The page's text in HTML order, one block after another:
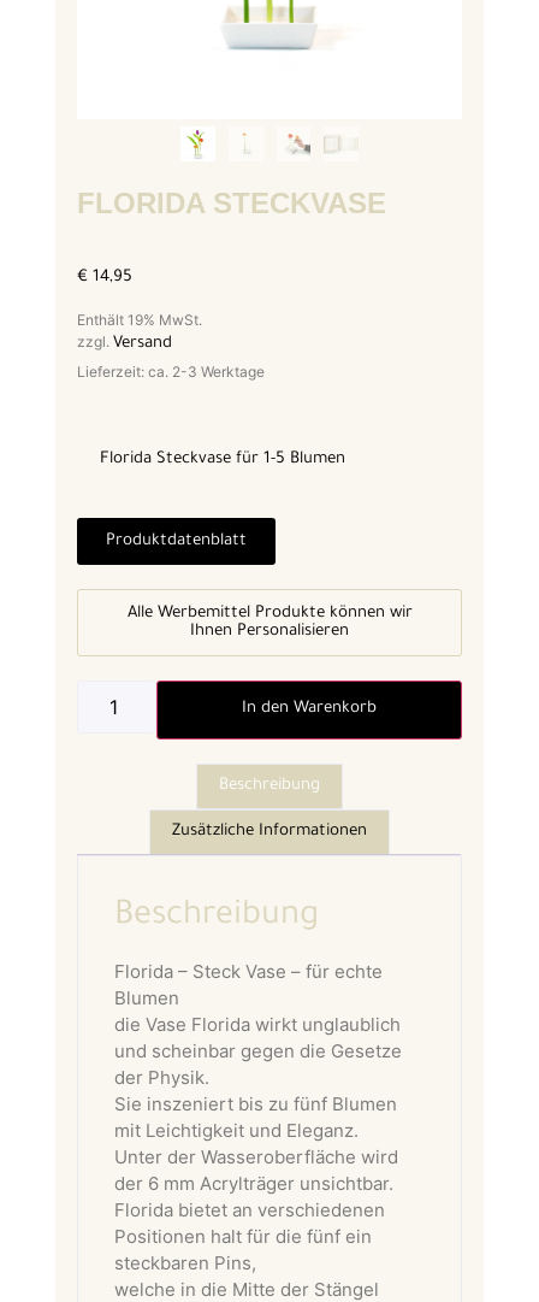
FLORIDA STECKVASE
€ 14,95
Enthält 19% MwSt.
zzgl.Versand
Lieferzeit: ca. 2-3 Werktage
Florida Steckvase für 1-5 Blumen
Produktdatenblatt
Alle Werbemittel Produkte können wir
Ihnen Personalisieren
In den Warenkorb
Beschreibung
Zusätzliche Informationen
Beschreibung
Florida – Steck Vase – für echte
Blumen
die Vase Florida wirkt unglaublich
und scheinbar gegen die Gesetze
der Physik.
Sie inszeniert bis zu fünf Blumen
mit Leichtigkeit und Eleganz.
Unter der Wasseroberfläche wird
der 6 mm Acrylträger unsichtbar.
Florida bietet an verschiedenen
Positionen halt für die fünf ein
steckbaren Pins,
welche in die Mitte der Stängel